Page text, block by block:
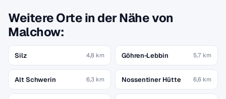
Weitere Orte in der Nähe von
Malchow:
Silz 4,8 km Göhren-Lebbin 5,7 km
Alt Schwerin 6,3 km Nossentiner Hütte 6,6 km